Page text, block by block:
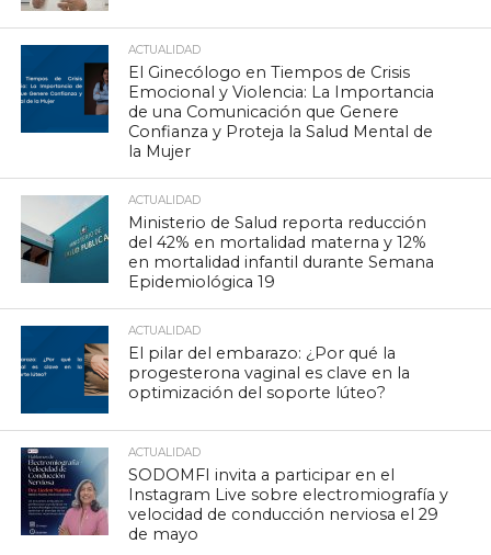
ACTUALIDAD
El Ginecólogo en Tiempos de Crisis
Emocional y Violencia: La Importancia
de una Comunicación que Genere
Confianza y Proteja la Salud Mental de
la Mujer
ACTUALIDAD
Ministerio de Salud reporta reducción
del 42% en mortalidad materna y 12%
en mortalidad infantil durante Semana
Epidemiológica 19
ACTUALIDAD
El pilar del embarazo: ¿Por qué la
progesterona vaginal es clave en la
optimización del soporte lúteo?
ACTUALIDAD
SODOMFI invita a participar en el
Instagram Live sobre electromiografía y
velocidad de conducción nerviosa el 29
de mayo